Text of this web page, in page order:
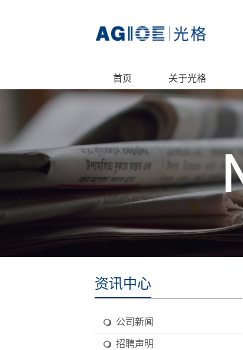
首页 关于光格
资讯中心
公司新闻
招聘声明